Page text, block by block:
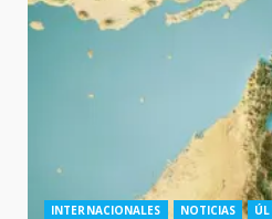
INTERNACIONALES NOTICIAS